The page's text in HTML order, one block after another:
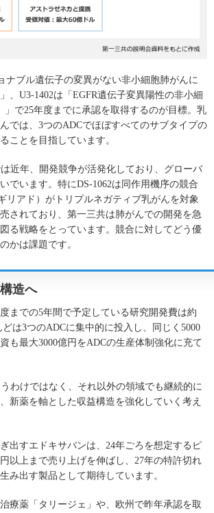
ナブル遺伝子の変異がない非小細胞肺がんに
、U3-1402は「EGFR遺伝子変異陽性の非小細
」で25年度までに承認を取得するのが目標。乳
では、3つのADCでほぼすべてのサブタイプの
ことを目指しています。
近年、開発競争が活発化しており、グローバ
でいます。特にDS-1062は同作用機序の競合
リアド）がトリプルネガティブ乳がんを対象
されており、第一三共は肺がんでの開発を急
る戦略をとっています。競合に対してどう優
かは課題です。
造へ
までの5年間で予定している研究開発費は約
は3つのADCに集中的に投入し、同じく5000
も最大3000億円をADCの生産体制強化に充て
わけではなく、それ以外の領域でも継続的に
新薬を軸とした収益構造を強化していく考え
出すエドキサバンは、24年ごろを想定するピ
以上まで売り上げを伸ばし、27年の特許切れ
み出す製品として期待しています。
療薬「タリージェ」や、欧州で昨年承認を取